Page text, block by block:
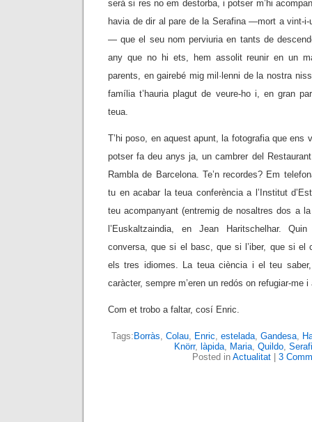
serà si res no em destorba, i potser m’hi
havia de dir al pare de la Serafina —mort a vint-
— que el seu nom perviuria en tants de
any que no hi ets, hem assolit reunir en un
parents, en gairebé mig mil·lenni de la nostra
família t’hauria plagut de veure-ho i, en gran
teua.
T’hi poso, en aquest apunt, la fotografia que ens
potser fa deu anys ja, un cambrer del
Rambla de Barcelona. Te’n recordes? Em
tu en acabar la teua conferència a l’Institut
teu acompanyant (entremig de nosaltres dos a
l’Euskaltzaindia, en Jean Haritschelhar.
conversa, que si el basc, que si l’iber, que si el
els tres idiomes. La teua ciència i el teu
caràcter, sempre m’eren un redós on refugiar-me i
Com et trobo a faltar, cosí Enric.
Tags: Borràs, Colau, Enric, estelada, Gandesa,
Knörr, làpida, Maria, Quildo,
Posted in Actualitat| 3